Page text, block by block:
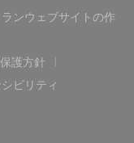
ンウェブサイトの作
いウィンドウで開きま
護方針
ビリティ